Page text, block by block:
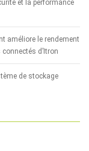
et la performance
améliore le rendement
d’Itron
de stockage